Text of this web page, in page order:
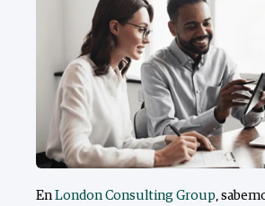
EnLondon Consulting Group,